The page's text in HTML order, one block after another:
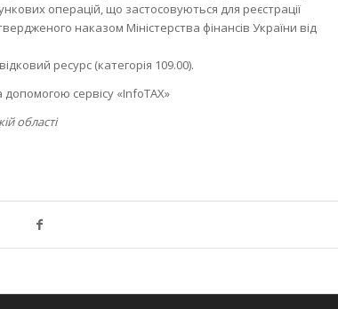
операцій, що застосовуються для реєстрації
наказом Міністерства фінансів України від
ресурс (категорія 109.00).
сервісу «InfoTAX»
області